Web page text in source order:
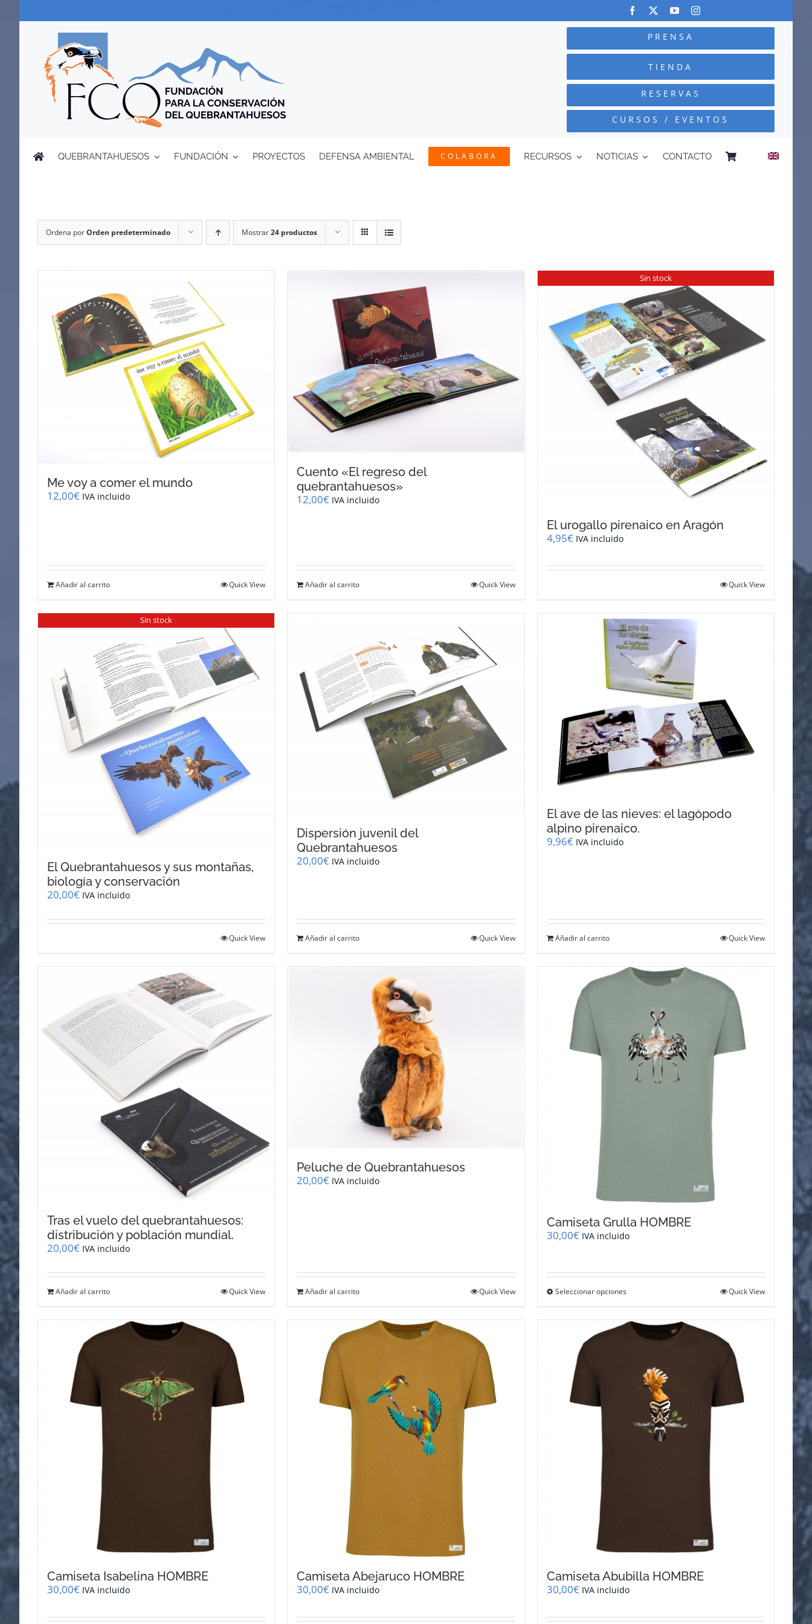
PRENSA
TIENDA
RESERVAS
CURSOS / EVENTOS
QUEBRANTAHUESOS FUNDACIÓN PROYECTOS DEFENSA AMBIENTAL COLABORA RECURSOS NOTICIAS CONTACTO
Ordena porOrden predeterminado Mostrar24 productos
Me voy a comer el mundo
12,00€ IVA incluido
Añadir al carrito Quick View
Cuento «El regreso del
quebrantahuesos»
12,00€ IVA incluido
Añadir al carrito Quick View
Sin stock
El urogallo pirenaico en Aragón
4,95€ IVA incluido
Quick View
Sin stock
El Quebrantahuesos y sus montañas,
biología y conservación
20,00€ IVA incluido
Quick View
Dispersión juvenil del
Quebrantahuesos
20,00€ IVA incluido
Añadir al carrito Quick View
El ave de las nieves: el lagópodo
alpino pirenaico.
9,96€ IVA incluido
Añadir al carrito Quick View
Tras el vuelo del quebrantahuesos:
distribución y población mundial.
20,00€ IVA incluido
Añadir al carrito Quick View
Peluche de Quebrantahuesos
20,00€ IVA incluido
Añadir al carrito Quick View
Camiseta Grulla HOMBRE
30,00€ IVA incluido
Seleccionar opcionesEste
múltiples
variantes.
opciones
pueden
elegir
la
página
Quick View
Camiseta Isabelina HOMBRE
30,00€ IVA incluido
Camiseta Abejaruco HOMBRE
30,00€ IVA incluido
Camiseta Abubilla HOMBRE
30,00€ IVA incluido